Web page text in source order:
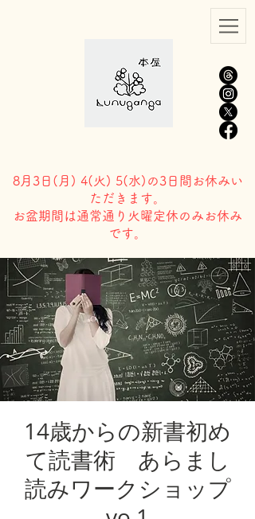
8月3日( 月) 4(火) 5(水)の3日間お休みい
ただきます。
​お盆期間は通常通り火曜定休のみお休み
です。
14歳からの新書初め
て読書術 あらまし
読みワークショップ